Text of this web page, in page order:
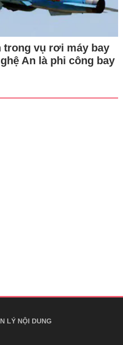
trong vụ rơi máy bay
An là phi công bay
LÝ NỘI DUNG